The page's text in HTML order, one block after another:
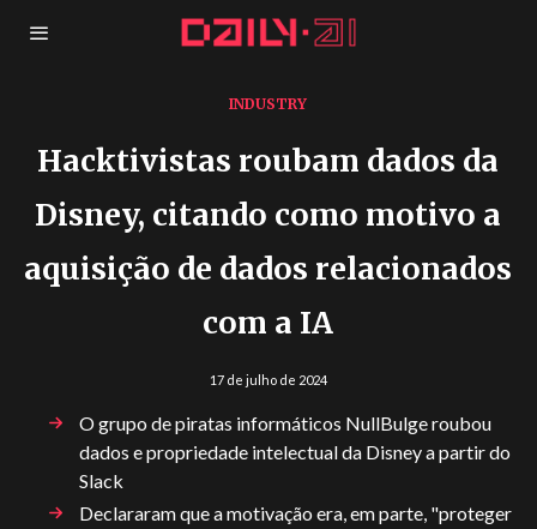
INDUSTRY
Hacktivistas roubam dados da
Disney, citando como motivo a
aquisição de dados relacionados
com a IA
17 de julho de 2024
O grupo de piratas informáticos NullBulge roubou
dados e propriedade intelectual da Disney a partir do
Slack
Declararam que a motivação era, em parte, "proteger